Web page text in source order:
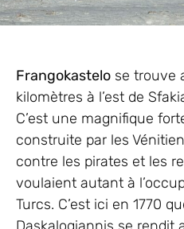
Frangokastelo se trouve
kilomètres à l’est de
C’est une magnifique
construite par les
contre les pirates et les
voulaient autant à
Turcs. C’est ici en 1770